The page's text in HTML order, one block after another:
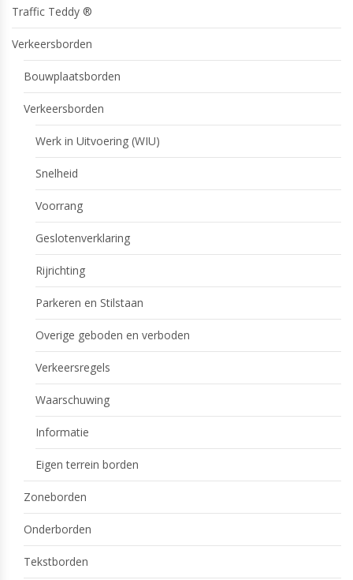
Traffic Teddy ®
Verkeersborden
Bouwplaatsborden
Verkeersborden
Werk in Uitvoering (WIU)
Snelheid
Voorrang
Geslotenverklaring
Rijrichting
Parkeren en Stilstaan
Overige geboden en verboden
Verkeersregels
Waarschuwing
Informatie
Eigen terrein borden
Zoneborden
Onderborden
Tekstborden